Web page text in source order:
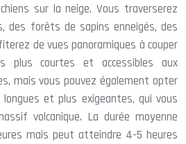
sur la neige. Vous traverserez
des forêts de sapins enneigés, des
de vues panoramiques à couper
plus courtes et accessibles aux
mais vous pouvez également opter
et plus exigeantes, qui vous
volcanique. La durée moyenne
mais peut atteindre 4-5 heures